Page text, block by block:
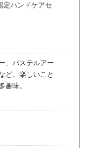
定ハンドケアセ
、パステルアー
ど、楽しいこと
趣味。